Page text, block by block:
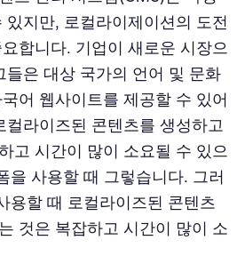
있지만, 로컬라이제이션의 도전
합니다. 기업이 새로운 시장으
들은 대상 국가의 언어 및 문화
어 웹사이트를 제공할 수 있어
컬라이즈된 콘텐츠를 생성하고
고 시간이 많이 소요될 수 있으
을 사용할 때 그렇습니다. 그러
용할 때 로컬라이즈된 콘텐츠
것은 복잡하고 시간이 많이 소